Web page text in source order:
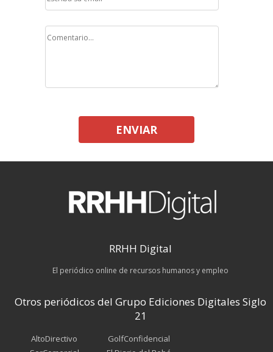
ENVIAR
RRHH Digital
El periódico online de recursos humanos y empleo
Otros periódicos del Grupo Ediciones Digitales Siglo
21
AltoDirectivo
GolfConfidencial